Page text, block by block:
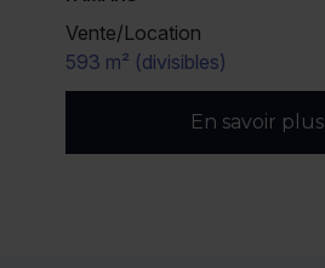
Vente/Location
593 m² (divisibles)
En savoir plus